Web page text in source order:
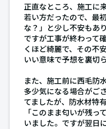
正直なところ、施工に
若い方だったので、最
な？」と少し不安もあ
ですが工事が終わって
くほど綺麗で、その不
いい意味で予想を裏切
また、施工前に西毛防
多少気になる場合がご
てましたが、防水材特
「このまま匂いが残っ
いました。ですが翌日